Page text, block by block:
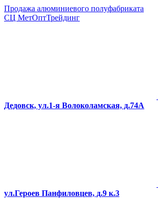
Продажа алюминиевого полуфабриката
СЦ МетОптТрейдинг
Дедовск, ул.1-я Волоколамская, д.74А
ул.Героев Панфиловцев, д.9 к.3